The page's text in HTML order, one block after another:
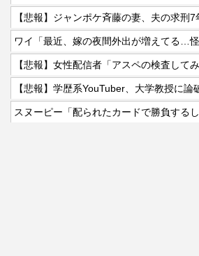
【悲報】ジャンポケ斉藤の妻、夫の求刑
【悲報】女性配信者「アスペの検査し
スヌーピー「配られたカードで勝負するし